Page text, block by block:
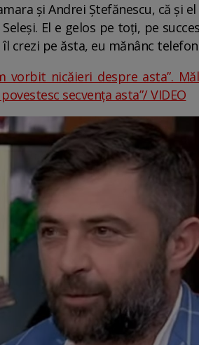
și Andrei Ștefănescu, că
El e gelos pe toți, pe
crezi pe ăsta, eu mănânc
vorbit nicăieri despre asta”.
secvența asta”/ VIDEO